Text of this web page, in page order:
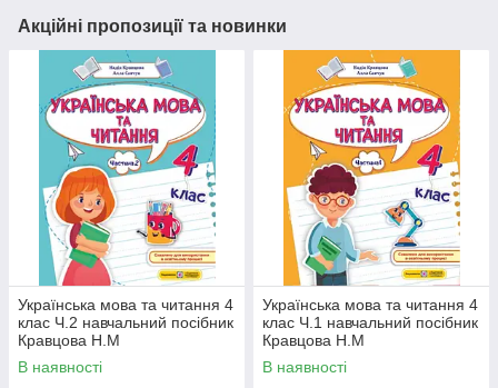
Акційні пропозиції та новинки
Українська мова та читання 4
клас Ч.2 навчальний посібник
Кравцова Н.М
В наявності
Українська мова та читання 4
клас Ч.1 навчальний посібник
Кравцова Н.М
В наявності